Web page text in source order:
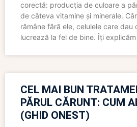
corectă: producția de culoare a
de câteva vitamine și minerale.
rămâne fără ele, celulele care dau
lucrează la fel de bine. Îți explicăm
CEL MAI BUN
PĂRUL CĂRUNT: CUM
(GHID ONEST)